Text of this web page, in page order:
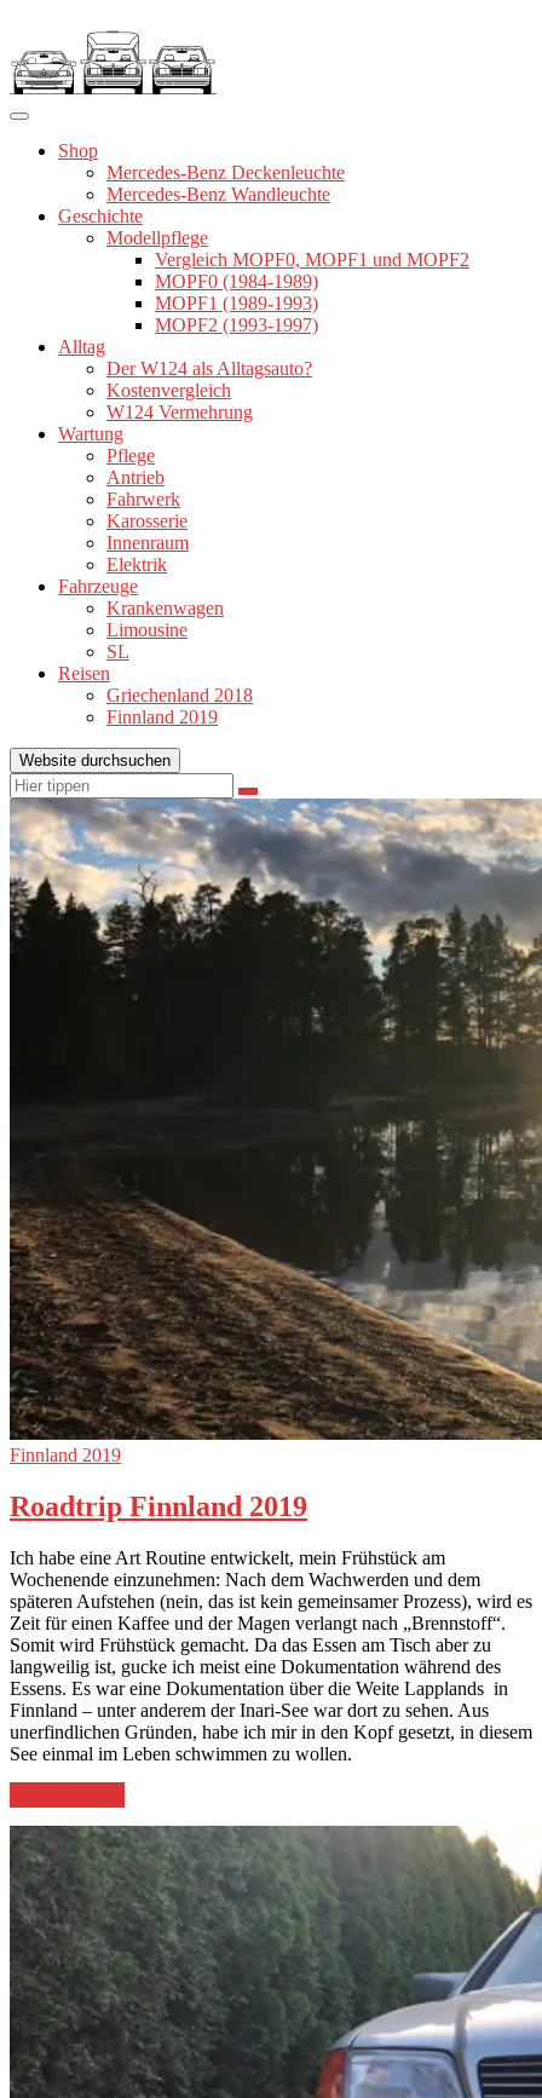
springen
Shop
Mercedes-Benz Deckenleuchte
Mercedes-Benz Wandleuchte
Geschichte
Modellpflege
Vergleich MOPF0, MOPF1 und MOPF2
MOPF0 (1984-1989)
MOPF1 (1989-1993)
MOPF2 (1993-1997)
Alltag
Der W124 als Alltagsauto?
Kostenvergleich
W124 Vermehrung
Wartung
Pflege
Antrieb
Fahrwerk
Karosserie
Innenraum
Elektrik
Fahrzeuge
Krankenwagen
Limousine
SL
Reisen
Griechenland 2018
Finnland 2019
Website durchsuchen
Suchen
nach:
Suchen
Finnland 2019
Roadtrip Finnland 2019
Ich habe eine Art Routine entwickelt, mein Frühstück am
Wochenende einzunehmen: Nach dem Wachwerden und dem
späteren Aufstehen (nein, das ist kein gemeinsamer Prozess), wird es
Zeit für einen Kaffee und der Magen verlangt nach „Brennstoff“.
Somit wird Frühstück gemacht. Da das Essen am Tisch aber zu
langweilig ist, gucke ich meist eine Dokumentation während des
Essens. Es war eine Dokumentation über die Weite Lapplands in
Finnland – unter anderem der Inari-See war dort zu sehen. Aus
unerfindlichen Gründen, habe ich mir in den Kopf gesetzt, in diesem
See einmal im Leben schwimmen zu wollen.
2019“